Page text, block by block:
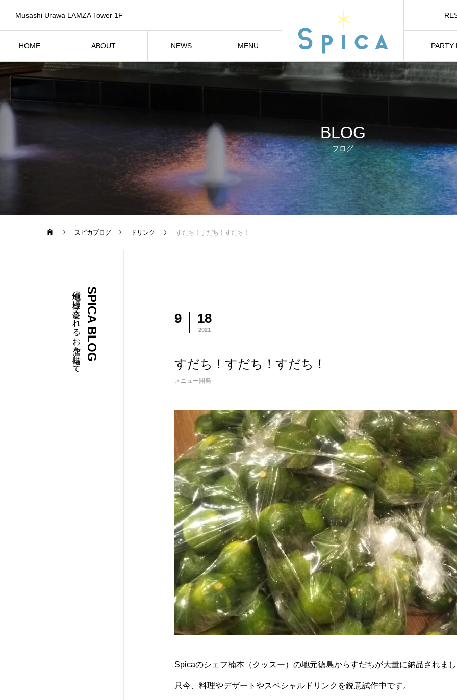
HOME
ABOUT
NEWS
MENU
PARTY
Musashi Urawa LAMZA Tower 1F
BLOG
ブログ
スピカブログ ドリンク すだち！すだち！すだち！
SPICA BLOG
地域の皆様に愛されるお店を目指して 9 18
2021
すだち！すだち！すだち！
メニュー開発
Spicaのシェフ楠本（クッスー）の地元徳島からすだちが大量に納品されま
只今、料理やデザートやスペシャルドリンクを鋭意試作中です。